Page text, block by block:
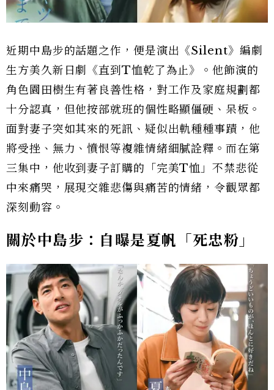
近期中島步的話題之作，便是演出《Silent》編劇
生方美久新日劇《直到T恤乾了為止》。他飾演的
角色園田樹生有著良善性格，對工作及家庭規劃都
十分認真，但他按部就班的個性略顯僵硬、呆板。
面對妻子突如其來的死訊、疑似出軌種種事蹟，他
將受挫、無力、憤恨等複雜情緒細膩詮釋。而在第
三集中，他收到妻子訂購的「完美T恤」不禁悲從
中來痛哭，展現交雜悲傷與痛苦的情緒，令觀眾都
深刻動容。
關於中島步：自曝是夏帆「死忠粉」